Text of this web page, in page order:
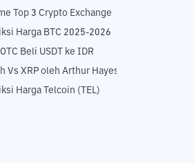
Top 3 Crypto Exchange
Harga BTC 2025-2026
Beli USDT ke IDR
Vs XRP oleh Arthur Hayes
Harga Telcoin (TEL)